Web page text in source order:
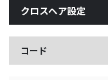
クロスヘア設定
コード